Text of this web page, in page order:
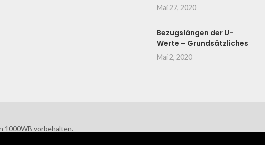
Mai 27, 2020
Bezugslängen der U-
Werte – Grundsätzliches
Mai 2, 2020
1000WB vorbehalten.